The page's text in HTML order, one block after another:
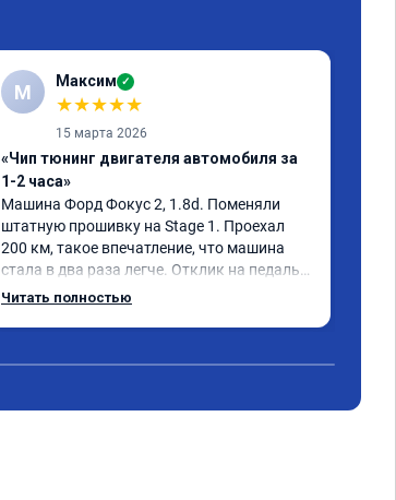
М Максим ✓
★★★★★
15 марта 2026
«Чип тюнинг двигателя автомобиля за
1-2 часа»
Машина Форд Фокус 2, 1.8d. Поменяли
штатную прошивку на Stage 1. Проехал
200 км, такое впечатление, что машина
стала в два раза легче. Отклик на педаль
газа моментальный, при этом появилась
Читать полностью